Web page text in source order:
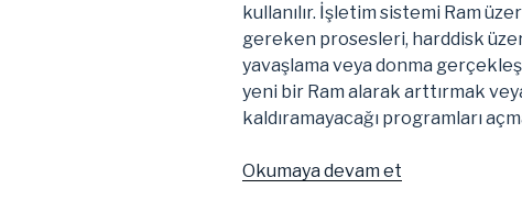
kullanılır. İşletim sistemi Ram
gereken prosesleri, harddisk
yavaşlama veya donma
yeni bir Ram alarak arttırmak
kaldıramayacağı programları
Okumaya devam et